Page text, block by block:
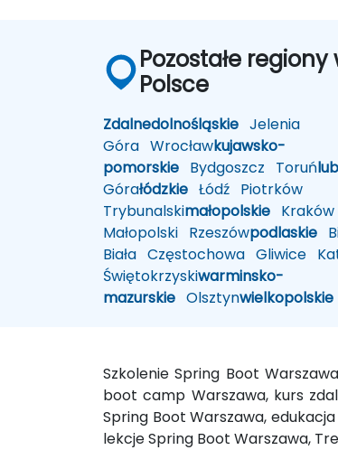
Pozostałe regiony
Polsce
Zdalnedolnośląskie Jelenia
Góra Wrocławkujawsko-
pomorskie Bydgoszcz Toruń
Górałódzkie Łódź Piotrków
Trybunalskimałopolskie Kraków
Małopolski Rzeszówpodlaskie
Biała Częstochowa Gliwice
Świętokrzyskiwarminsko-
mazurskie Olsztynwielkopolskie
Szkolenie Spring Boot
boot camp Warszawa, kurs
Spring Boot Warszawa,
lekcje Spring Boot Warszawa,